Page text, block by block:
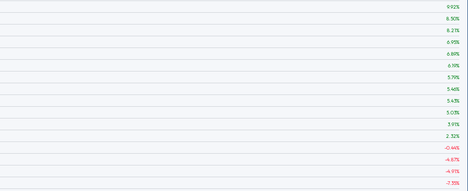
9.92%
8.50%
8.21%
6.95%
6.89%
6.19%
5.79%
5.46%
5.43%
5.03%
3.91%
2.32%
-0.44%
-4.87%
-4.91%
-7.35%